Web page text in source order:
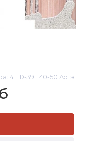
4111D-39L 40-50 Артэ